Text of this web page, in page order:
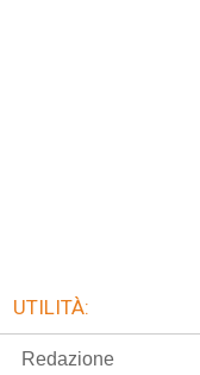
UTILITÀ:
Redazione